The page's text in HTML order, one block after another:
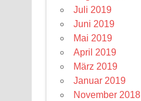
Juli 2019
Juni 2019
Mai 2019
April 2019
März 2019
Januar 2019
November 2018